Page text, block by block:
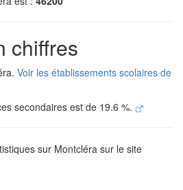
chiffres
Voir les établissements scolaires de
secondaires est de 19.6 %.
sur Montcléra sur le site